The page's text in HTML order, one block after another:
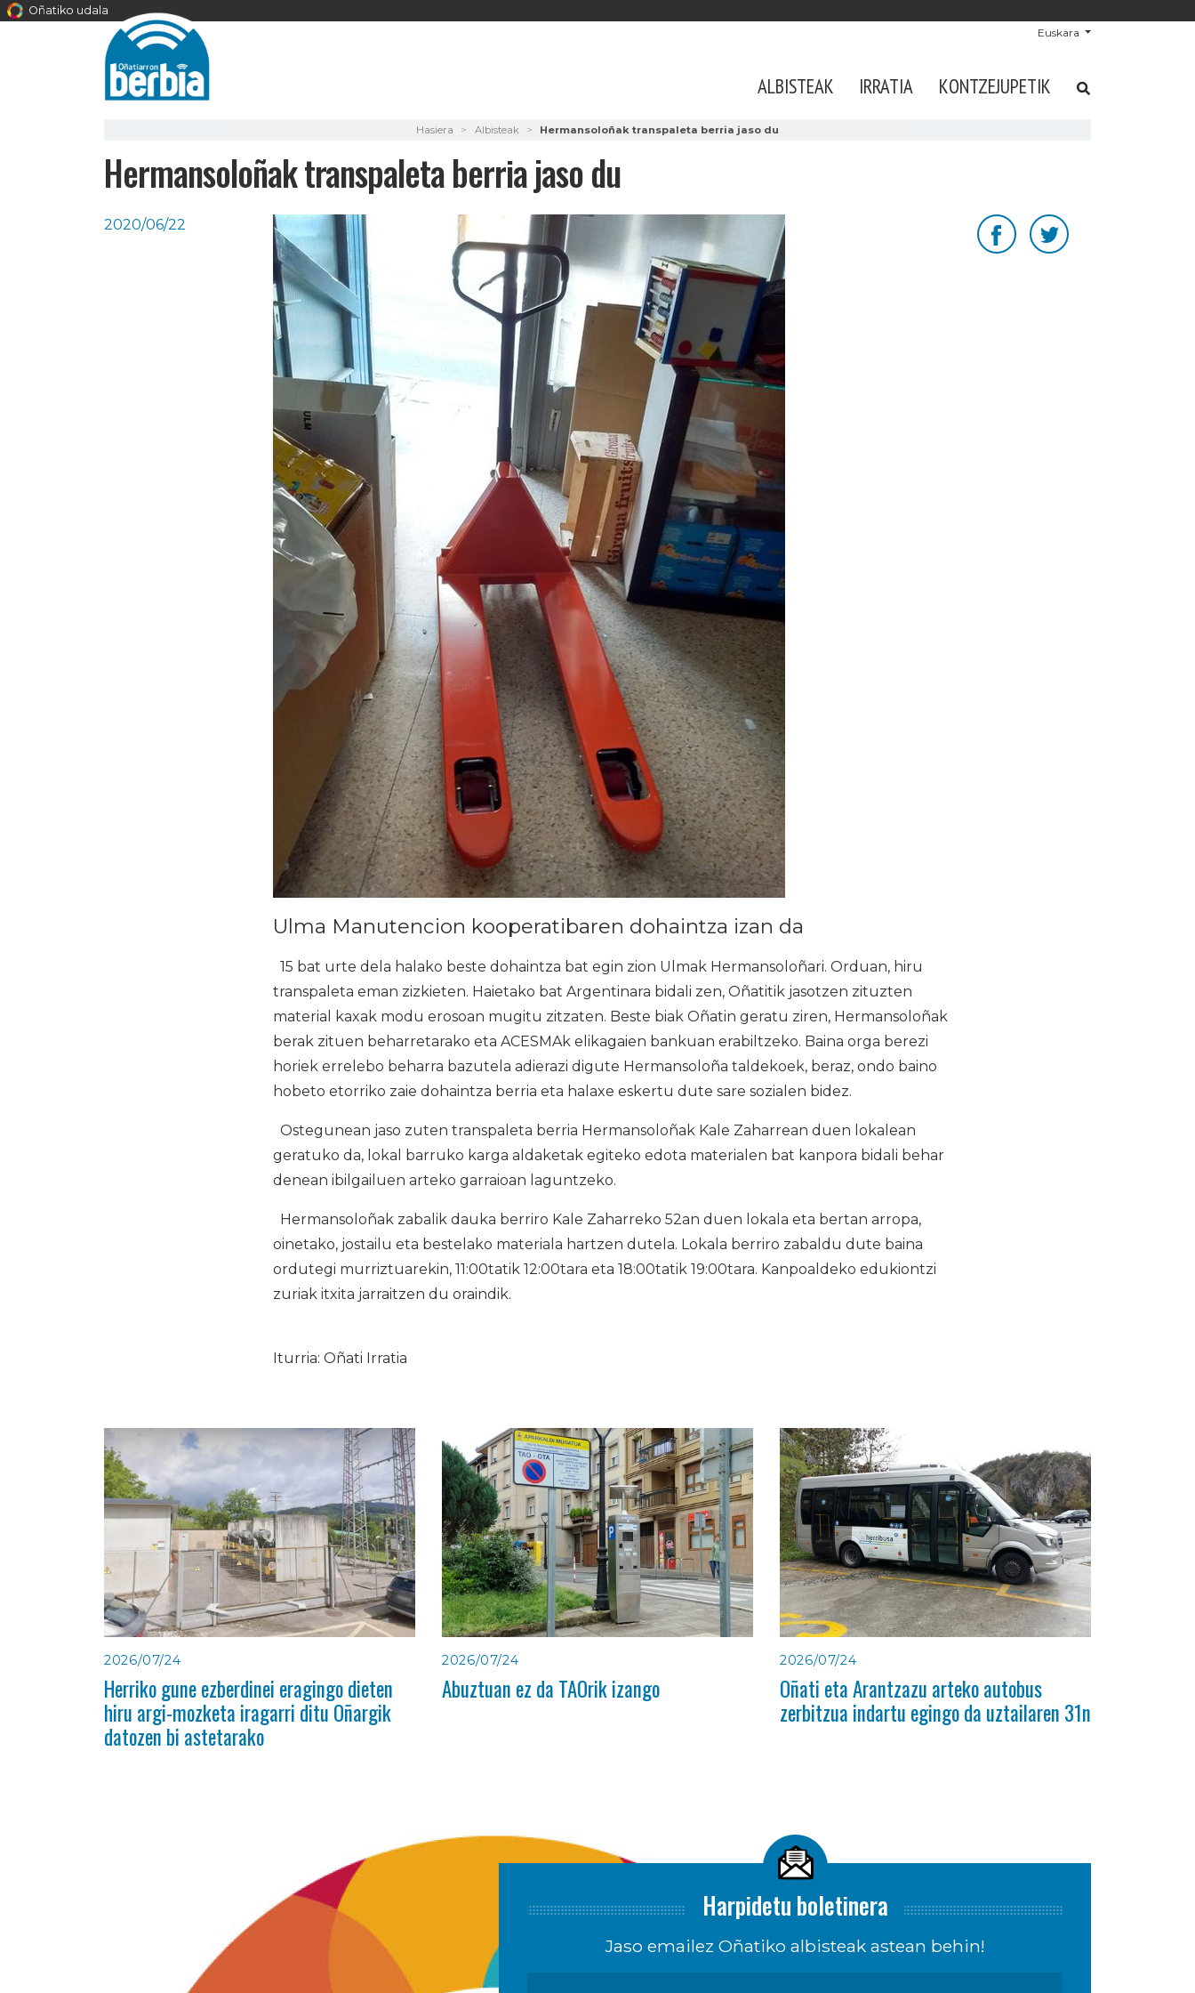
Oñatiko udala
Euskara
ALBISTEAK IRRATIA KONTZEJUPETIK
Hasiera Albisteak Hermansoloñak transpaleta berria jaso du
Hermansoloñak transpaleta berria jaso du
2020/06/22
Ulma Manutencion kooperatibaren dohaintza izan da
15 bat urte dela halako beste dohaintza bat egin zion Ulmak Hermansoloñari. Orduan, hiru
transpaleta eman zizkieten. Haietako bat Argentinara bidali zen, Oñatitik jasotzen zituzten
material kaxak modu erosoan mugitu zitzaten. Beste biak Oñatin geratu ziren, Hermansoloñak
berak zituen beharretarako eta ACESMAk elikagaien bankuan erabiltzeko. Baina orga berezi
horiek errelebo beharra bazutela adierazi digute Hermansoloña taldekoek, beraz, ondo baino
hobeto etorriko zaie dohaintza berria eta halaxe eskertu dute sare sozialen bidez.
Ostegunean jaso zuten transpaleta berria Hermansoloñak Kale Zaharrean duen lokalean
geratuko da, lokal barruko karga aldaketak egiteko edota materialen bat kanpora bidali behar
denean ibilgailuen arteko garraioan laguntzeko.
Hermansoloñak zabalik dauka berriro Kale Zaharreko 52an duen lokala eta bertan arropa,
oinetako, jostailu eta bestelako materiala hartzen dutela. Lokala berriro zabaldu dute baina
ordutegi murriztuarekin, 11:00tatik 12:00tara eta 18:00tatik 19:00tara. Kanpoaldeko edukiontzi
zuriak itxita jarraitzen du oraindik.
Iturria: Oñati Irratia
2026/07/24
Herriko gune ezberdinei eragingo dieten
hiru argi-mozketa iragarri ditu Oñargik
datozen bi astetarako
2026/07/24
Abuztuan ez da TAOrik izango
2026/07/24
Oñati eta Arantzazu arteko autobus
zerbitzua indartu egingo da uztailaren 31n
Harpidetu boletinera
Jaso emailez Oñatiko albisteak astean behin!